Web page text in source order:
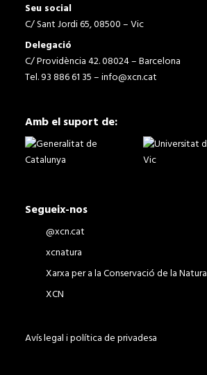
Seu social
C/ Sant Jordi 65, 08500 – Vic
Delegació
C/ Providència 42. 08024 – Barcelona
Tel. 93 886 61 35 –info@xcn.cat
Amb el suport de:
Segueix-nos
@xcn.cat
xcnatura
Xarxa per a la Conservació de la Natura
XCN
Avís legal i política de privadesa